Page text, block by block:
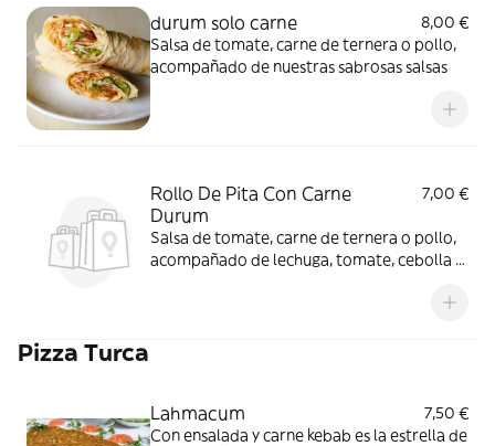
durum solo carne
8,00 €
Salsa de tomate, carne de ternera o pollo,
acompañado de nuestras sabrosas salsas
Rollo De Pita Con Carne
Durum
7,00 €
Salsa de tomate, carne de ternera o pollo,
acompañado de lechuga, tomate, cebolla y
Pizza Turca
Lahmacum
7,50 €
Con ensalada y carne kebab es la estrella de